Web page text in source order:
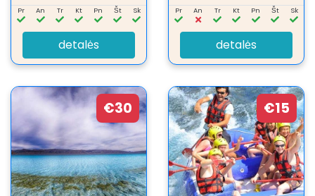
Pr An Tr Kt Pn Št Sk
detalės
Pr An Tr Kt Pn Št Sk
detalės
€30 €15